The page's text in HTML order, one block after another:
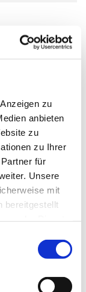
zu
anbieten
zu
zu Ihrer
für
Unsere
mit
bereitgestellt